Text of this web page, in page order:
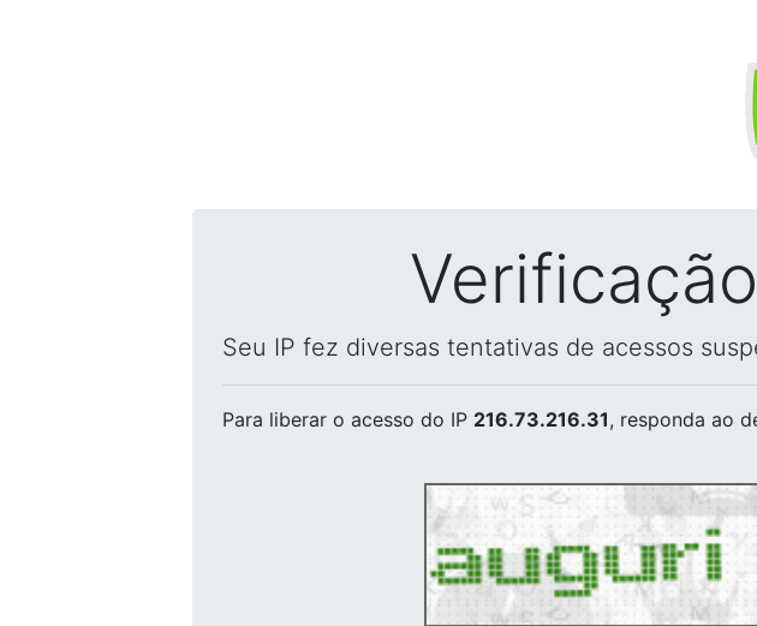
Seu IP fez diversas tentativas de acessos
Para liberar o acesso do IP 216.73.216.31, responda ao